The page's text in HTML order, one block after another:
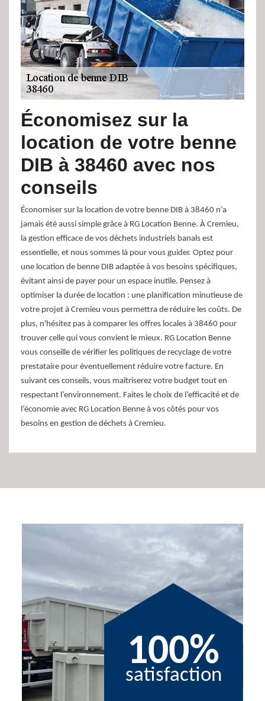
Économisez sur la
location de votre benne
DIB à 38460 avec nos
conseils
Économiser sur la location de votre benne DIB à 38460 n’a
jamais été aussi simple grâce à RG Location Benne. À Cremieu,
la gestion efficace de vos déchets industriels banals est
essentielle, et nous sommes là pour vous guider. Optez pour
une location de benne DIB adaptée à vos besoins spécifiques,
évitant ainsi de payer pour un espace inutile. Pensez à
optimiser la durée de location : une planification minutieuse de
votre projet à Cremieu vous permettra de réduire les coûts. De
plus, n'hésitez pas à comparer les offres locales à 38460 pour
trouver celle qui vous convient le mieux. RG Location Benne
vous conseille de vérifier les politiques de recyclage de votre
prestataire pour éventuellement réduire votre facture. En
suivant ces conseils, vous maîtriserez votre budget tout en
respectant l’environnement. Faites le choix de l’efficacité et de
l’économie avec RG Location Benne à vos côtés pour vos
besoins en gestion de déchets à Cremieu.
100%
satisfaction